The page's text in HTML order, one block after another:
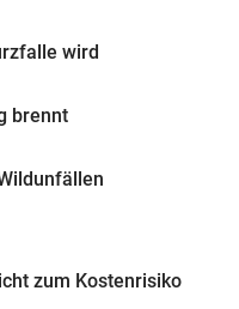
wird
brennt
zum Kostenrisiko